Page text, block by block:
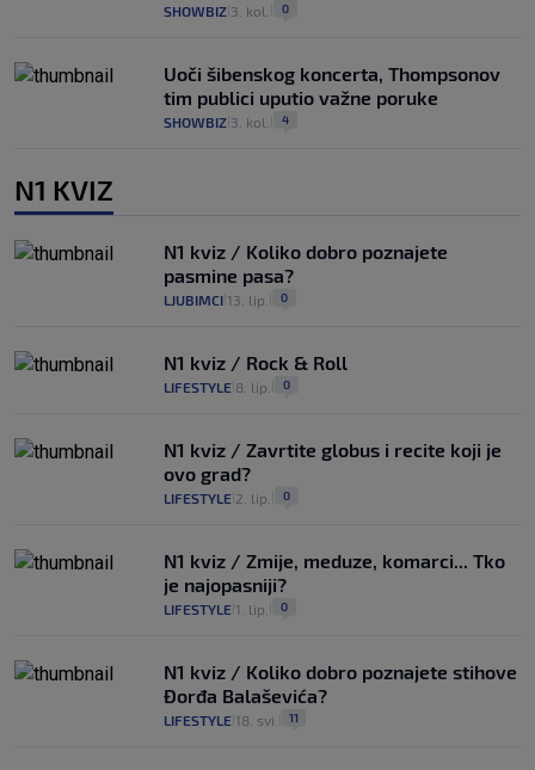
SHOWBIZ 3. kol. 0
Uoči šibenskog koncerta, Thompsonov
tim publici uputio važne poruke
SHOWBIZ 3. kol. 4
N1 KVIZ
N1 kviz / Koliko dobro poznajete
pasmine pasa?
LJUBIMCI 13. lip. 0
N1 kviz / Rock & Roll
LIFESTYLE 8. lip. 0
N1 kviz / Zavrtite globus i recite koji je
ovo grad?
LIFESTYLE 2. lip. 0
N1 kviz / Zmije, meduze, komarci... Tko
je najopasniji?
LIFESTYLE 1. lip. 0
N1 kviz / Koliko dobro poznajete stihove
Đorđa Balaševića?
LIFESTYLE 18. svi. 11